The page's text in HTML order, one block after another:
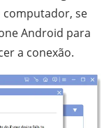
computador, se
Android para
a conexão.